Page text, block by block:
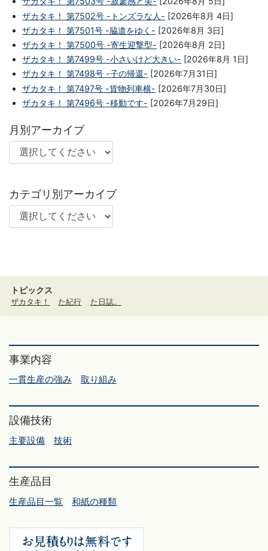
ザカタキ！ 第7502号 -トンズラな人- [2026年8月 4日]
ザカタキ！ 第7501号 -脇道をゆく- [2026年8月 3日]
ザカタキ！ 第7500号 -寄生迎撃型- [2026年8月 2日]
ザカタキ！ 第7499号 -小さいけど大きい- [2026年8月 1日]
ザカタキ！ 第7498号 -子の帰還- [2026年7月31日]
ザカタキ！ 第7497号 -貨物列車横- [2026年7月30日]
ザカタキ！ 第7496号 -移動です- [2026年7月29日]
月別アーカイブ
カテゴリ別アーカイブ
トピックス
ザカタキ！ た紀行 た日誌。
事業内容
一貫生産の強み 取り組み
設備技術
主要設備 技術
生産品目
生産品目一覧 和紙の種類